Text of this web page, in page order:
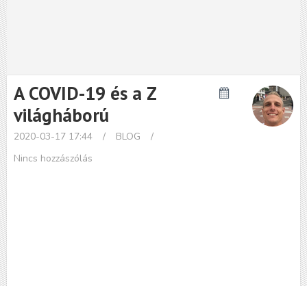
A COVID-19 és a Z
világháború
2020-03-17 17:44 / BLOG
/
Nincs hozzászólás